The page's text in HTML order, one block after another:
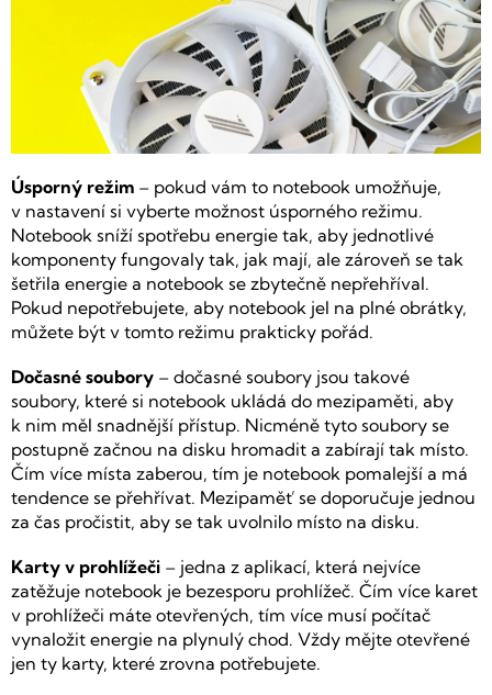
Úsporný režim – pokud vám to notebook umožňuje,
v nastavení si vyberte možnost úsporného režimu.
Notebook sníží spotřebu energie tak, aby jednotlivé
komponenty fungovaly tak, jak mají, ale zároveň se tak
šetřila energie a notebook se zbytečně nepřehříval.
Pokud nepotřebujete, aby notebook jel na plné obrátky,
můžete být v tomto režimu prakticky pořád.
Dočasné soubory – dočasné soubory jsou takové
soubory, které si notebook ukládá do mezipaměti, aby
k nim měl snadnější přístup. Nicméně tyto soubory se
postupně začnou na disku hromadit a zabírají tak místo.
Čím více místa zaberou, tím je notebook pomalejší a má
tendence se přehřívat. Mezipaměť se doporučuje jednou
za čas pročistit, aby se tak uvolnilo místo na disku.
Karty v prohlížeči – jedna z aplikací, která nejvíce
zatěžuje notebook je bezesporu prohlížeč. Čím více karet
v prohlížeči máte otevřených, tím více musí počítač
vynaložit energie na plynulý chod. Vždy mějte otevřené
jen ty karty, které zrovna potřebujete.